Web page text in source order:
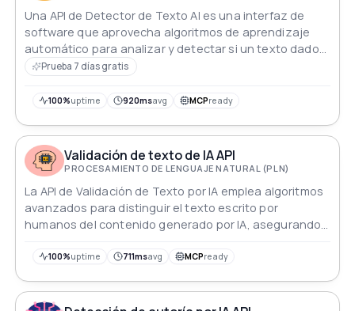
Una API de Detector de Texto AI es una interfaz de
software que aprovecha algoritmos de aprendizaje
automático para analizar y detectar si un texto dado
fue generado por un modelo de IA o por un humano.
Prueba 7 días gratis
100%uptime 920msavg MCPready
Validación de texto de IA API
PROCESAMIENTO DE LENGUAJE NATURAL (PLN)
La API de Validación de Texto por IA emplea algoritmos
avanzados para distinguir el texto escrito por
humanos del contenido generado por IA, asegurando
información textual.
100%uptime 711msavg MCPready